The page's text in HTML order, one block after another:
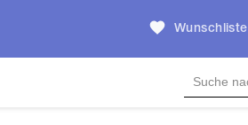
Wunschliste